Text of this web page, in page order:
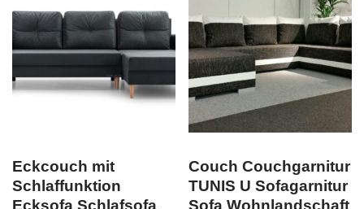
Eckcouch mit
Schlaffunktion
Ecksofa Schlafsofa
Couch Couchgarnitur
TUNIS U Sofagarnitur
Sofa Wohnlandschaft